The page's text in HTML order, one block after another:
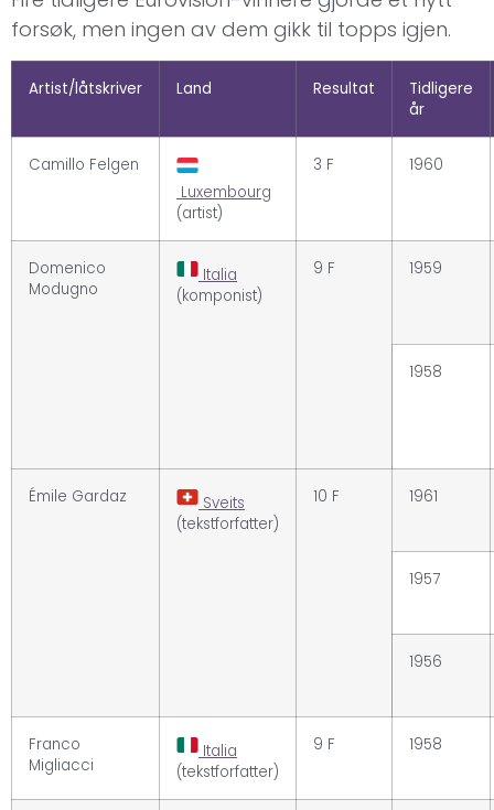
forsøk, men ingen av dem gikk til topps igjen.
Artist/låtskriver Land Resultat
Tidligere
år
Camillo Felgen
Luxembourg
(artist)
3 F 1960
Domenico
Modugno
Italia
(komponist)
9 F 1959
1958
Émile Gardaz
Sveits
(tekstforfatter)
10 F 1961
1957
1956
Franco
Migliacci
Italia
(tekstforfatter)
9 F 1958